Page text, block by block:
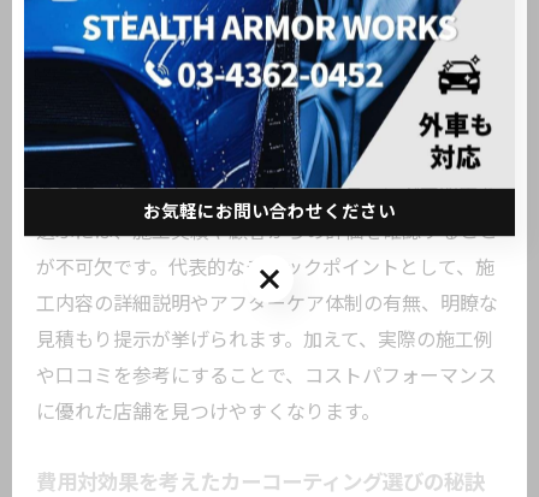
コーティング層の均一な塗布が品質を左右します。予
算とのバランスを見極めつつ、信頼できる店舗を選択
しましょう。
安くても安心できるコーティング専門店の見分け方
低予算でも安心して任せられるコーティング専門店を
選ぶには、施工実績や顧客からの評価を確認すること
が不可欠です。代表的なチェックポイントとして、施
工内容の詳細説明やアフターケア体制の有無、明瞭な
見積もり提示が挙げられます。加えて、実際の施工例
や口コミを参考にすることで、コストパフォーマンス
に優れた店舗を見つけやすくなります。
費用対効果を考えたカーコーティング選びの秘訣
お気軽にお問い合わせください
お気軽にお問い合わせください